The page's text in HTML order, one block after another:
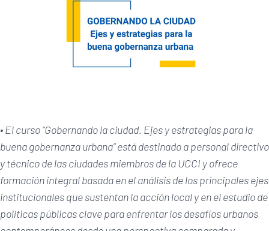
• El curso “Gobernando la ciudad. Ejes y estrategias para la
buena gobernanza urbana” está destinado a personal directivo
y técnico de las ciudades miembros de la UCCI y ofrece
formación integral basada en el análisis de los principales ejes
institucionales que sustentan la acción local y en el estudio de
políticas públicas clave para enfrentar los desafíos urbanos